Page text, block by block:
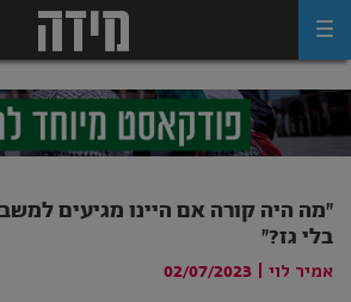
"מה היה קורה אם היינו מגיעים
בלי גז?"
אמיר לוי
02/07/2023